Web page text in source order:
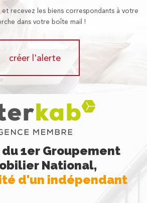
recevez les biens correspondants à votre
dans votre boîte mail !
créer l'alerte
du 1er Groupement
National,
d'un indépendant